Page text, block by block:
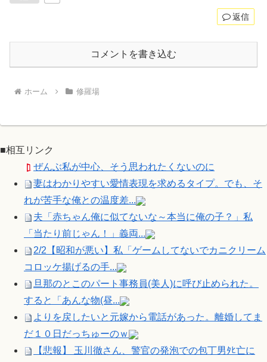
返信
コメントを書き込む
ホーム 修羅場
■相互リンク
ぜんぶ私が中心、そう思われたくないのに
妻はわかりやすい愛情表現を求めるタイプ。でも、そ
れが苦手な俺との温度差...
夫「赤ちゃん俺に似てないな～本当に俺の子？」私
「当たり前じゃん！」義両...
2/2【昭和が悪い】私「ゲームしてないでカニクリーム
コロッケ揚げるの手...
旦那のとこのパート事務員(美人)に呼び止められた。
すると「あんな物(昼...
よりを戻したいと元嫁から電話があった。離婚してま
だ１０日だっちゅーのｗ
【悲報】 玉川徹さん、警官の発泡での包丁男ﾀﾋ亡に